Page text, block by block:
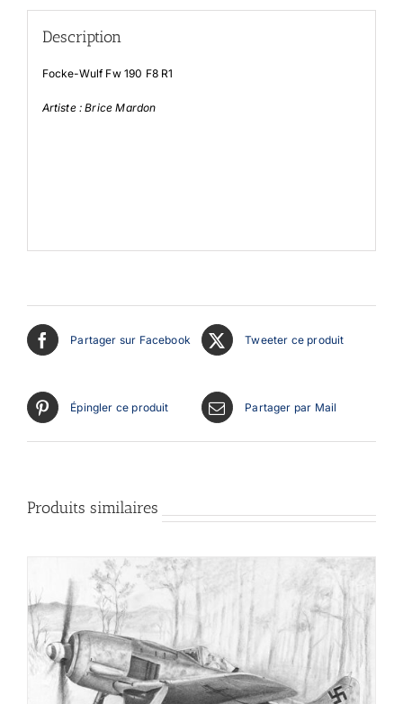
Description
Focke-Wulf Fw 190 F8 R1
Artiste : Brice Mardon
Partager sur Facebook Tweeter ce produit
Épingler ce produit Partager par Mail
Produits similaires